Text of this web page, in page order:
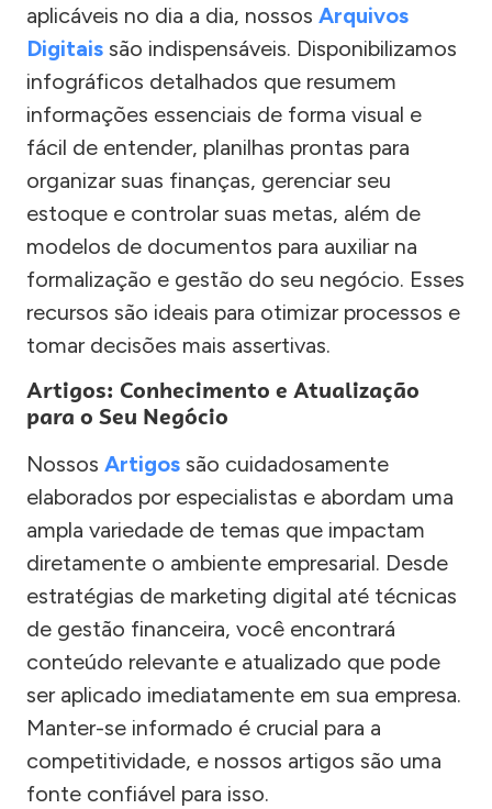
aplicáveis no dia a dia, nossos Arquivos
Digitais são indispensáveis. Disponibilizamos
infográficos detalhados que resumem
informações essenciais de forma visual e
fácil de entender, planilhas prontas para
organizar suas finanças, gerenciar seu
estoque e controlar suas metas, além de
modelos de documentos para auxiliar na
formalização e gestão do seu negócio. Esses
recursos são ideais para otimizar processos e
tomar decisões mais assertivas.
Artigos: Conhecimento e Atualização
para o Seu Negócio
Nossos Artigos são cuidadosamente
elaborados por especialistas e abordam uma
ampla variedade de temas que impactam
diretamente o ambiente empresarial. Desde
estratégias de marketing digital até técnicas
de gestão financeira, você encontrará
conteúdo relevante e atualizado que pode
ser aplicado imediatamente em sua empresa.
Manter-se informado é crucial para a
competitividade, e nossos artigos são uma
fonte confiável para isso.